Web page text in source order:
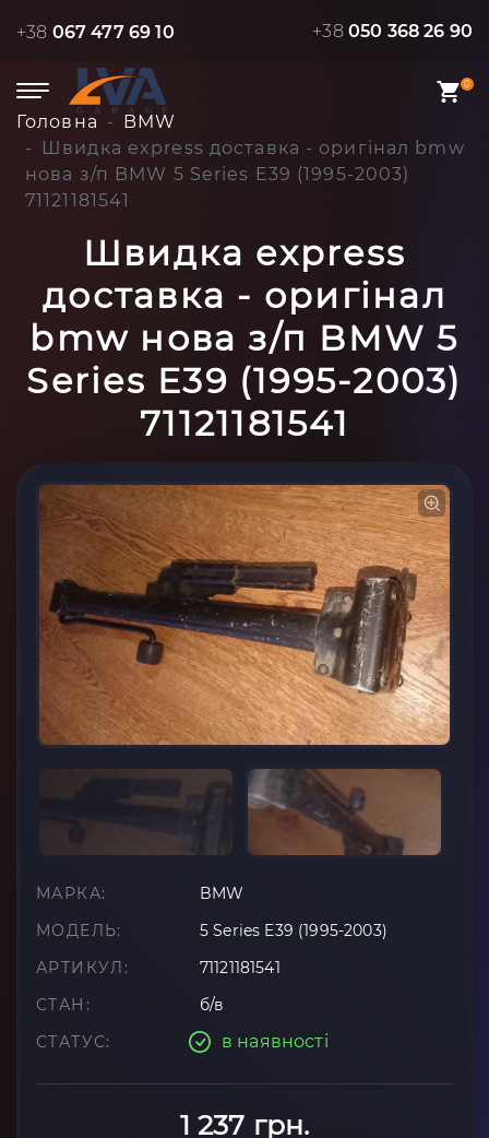
+38 067 477 69 10 +38 050 368 26 90
0
Головна
BMW
Швидка express доставка - оригінал bmw
нова з/п BMW 5 Series E39 (1995-2003)
71121181541
Швидка express
доставка - оригінал
bmw нова з/п BMW 5
Series E39 (1995-2003)
71121181541
МАРКА:
BMW
МОДЕЛЬ:
5 Series E39 (1995-2003)
АРТИКУЛ:
71121181541
СТАН:
б/в
СТАТУС:
в наявності
1 237 грн.